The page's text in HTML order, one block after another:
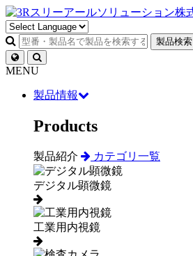
製品検索
MENU
製品情報
Products
製品紹介 カテゴリ一覧
デジタル顕微鏡
工業用内視鏡